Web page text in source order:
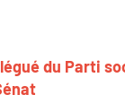
du Parti